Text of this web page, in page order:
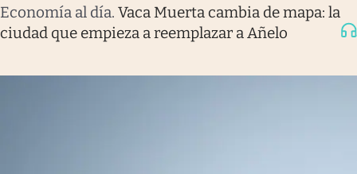
Economía al día. Vaca Muerta cambia de mapa: la
ciudad que empieza a reemplazar a Añelo